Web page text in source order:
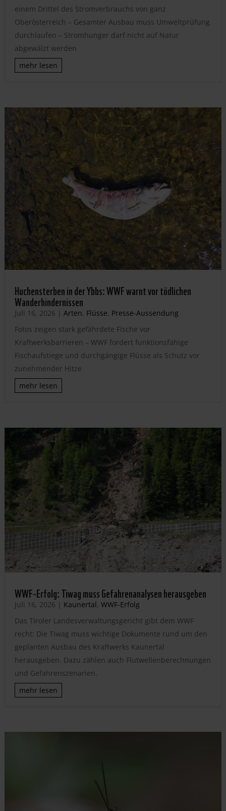
einem Drittel des Stromverbrauchs von ganz
Oberösterreich – Gesamter Ausbau muss Umweltprüfung
durchlaufen – Stromhunger darf nicht auf Natur
abgewälzt werden
mehr lesen
Huchensterben in der Ybbs: WWF warnt vor tödlichen
Wanderhindernissen
Juli 16, 2026 | Arten, Flüsse, Presse-Aussendung
Fotos zeigen stark gefährdete Fische vor
Kraftwerksbarrieren – WWF fordert funktionsfähige
Fischaufstiege und durchgängige Flüsse als Schutz vor
zunehmender Hitze
mehr lesen
WWF-Erfolg: Tiwag muss Gefahrenanalysen herausgeben
Juli 16, 2026 | Kaunertal, WWF-Erfolg
Das Tiroler Landesverwaltungsgericht gibt dem WWF
recht: Die Tiwag muss wichtige Dokumente rund um den
geplanten Ausbau des Kraftwerks Kaunertal
herausgeben. Dazu zählen auch Flutwellenberechnungen
und Gefahrenszenarien.
mehr lesen